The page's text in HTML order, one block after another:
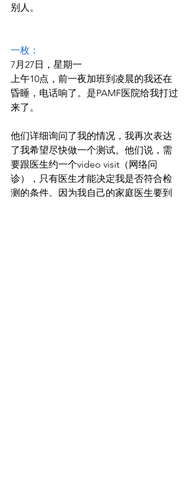
别人。
一枚：
7月27日，星期一
上午10点，前一夜加班到凌晨的我还在
昏睡，电话响了。是PAMF医院给我打过
来了。
他们详细询问了我的情况，我再次表达
了我希望尽快做一个测试。他们说，需
要跟医生约一个video visit（网络问
诊），只有医生才能决定我是否符合检
测的条件。因为我自己的家庭医生要到